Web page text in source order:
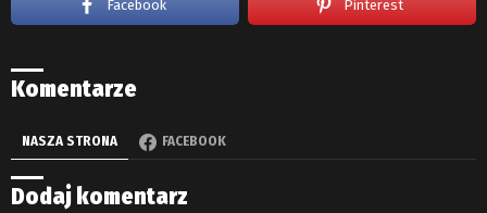
Facebook Pinterest
Komentarze
NASZA STRONA FACEBOOK
Dodaj komentarz